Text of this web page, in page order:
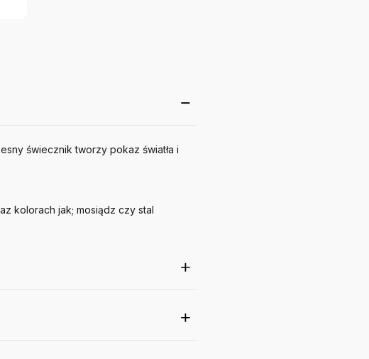
świecznik tworzy pokaz światła i
kolorach jak; mosiądz czy stal